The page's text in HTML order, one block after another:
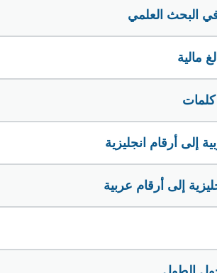
البحث العلمي
مالية
كلمات
إلى أرقام انجليزية
إلى أرقام عربية